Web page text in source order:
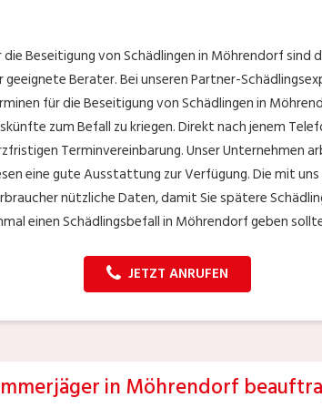
die Beseitigung von Schädlingen in Möhrendorf
geeignete Berater. Bei unseren Partner-
für die Beseitigung von Schädlingen in
zum Befall zu kriegen. Direkt nach jenem
Terminvereinbarung. Unser
eine gute Ausstattung zur Verfügung. Die mit
nützliche Daten, damit Sie spätere
einen Schädlingsbefall in Möhrendorf geben
JETZT ANRUFEN
in Möhrendorf